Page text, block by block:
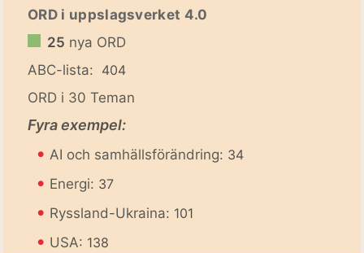
ORD i uppslagsverket 4.0
25 nya ORD
ABC-lista: 404
ORD i 30 Teman
Fyra exempel:
• AI och samhällsförändring: 34
• Energi: 37
• Ryssland-Ukraina: 101
• USA: 138